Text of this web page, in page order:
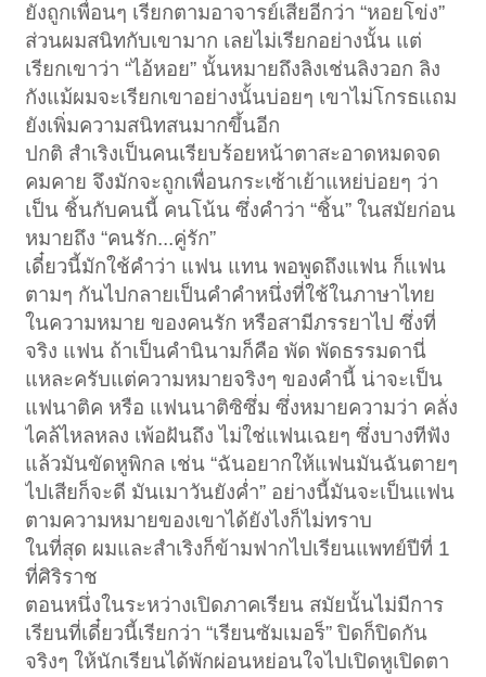
ยังถูกเพื่อนๆ เรียกตามอาจารย์เสียอีกว่า “หอยโข่ง”
ส่วนผมสนิทกับเขามาก เลยไม่เรียกอย่างนั้น แต่
เรียกเขาว่า “ไอ้หอย” นั้นหมายถึงลิงเช่นลิงวอก ลิง
กังแม้ผมจะเรียกเขาอย่างนั้นบ่อยๆ เขาไม่โกรธแถม
ยังเพิ่มความสนิทสนมากขึ้นอีก
ปกติ สำเริงเป็นคนเรียบร้อยหน้าตาสะอาดหมดจด
คมคาย จึงมักจะถูกเพื่อนกระเซ้าเย้าแหย่บ่อยๆ ว่า
เป็น ชิ้นกับคนนี้ คนโน้น ซึ่งคำว่า “ชิ้น” ในสมัยก่อน
หมายถึง “คนรัก...คู่รัก”
เดี๋ยวนี้มักใช้คำว่า แฟน แทน พอพูดถึงแฟน ก็แฟน
ตามๆ กันไปกลายเป็นคำคำหนึ่งที่ใช้ในภาษาไทย
ในความหมาย ของคนรัก หรือสามีภรรยาไป ซึ่งที่
จริง แฟน ถ้าเป็นคำนินามก็คือ พัด พัดธรรมดานี่
แหละครับแต่ความหมายจริงๆ ของคำนี้ น่าจะเป็น
แฟนาติค หรือ แฟนนาติซิซึ่ม ซึ่งหมายความว่า คลั่ง
ไคล้ไหลหลง เพ้อฝันถึง ไม่ใช่แฟนเฉยๆ ซึ่งบางทีฟัง
แล้วมันขัดหูพิกล เช่น “ฉันอยากให้แฟนมันฉันตายๆ
ไปเสียก็จะดี มันเมาวันยังค่ำ” อย่างนี้มันจะเป็นแฟน
ตามความหมายของเขาได้ยังไงก็ไม่ทราบ
ในที่สุด ผมและสำเริงก็ข้ามฟากไปเรียนแพทย์ปีที่ 1
ที่ศิริราช
ตอนหนึ่งในระหว่างเปิดภาคเรียน สมัยนั้นไม่มีการ
เรียนที่เดี๋ยวนี้เรียกว่า “เรียนซัมเมอร็” ปิดก็ปิดกัน
จริงๆ ให้นักเรียนได้พักผ่อนหย่อนใจไปเปิดหูเปิดตา